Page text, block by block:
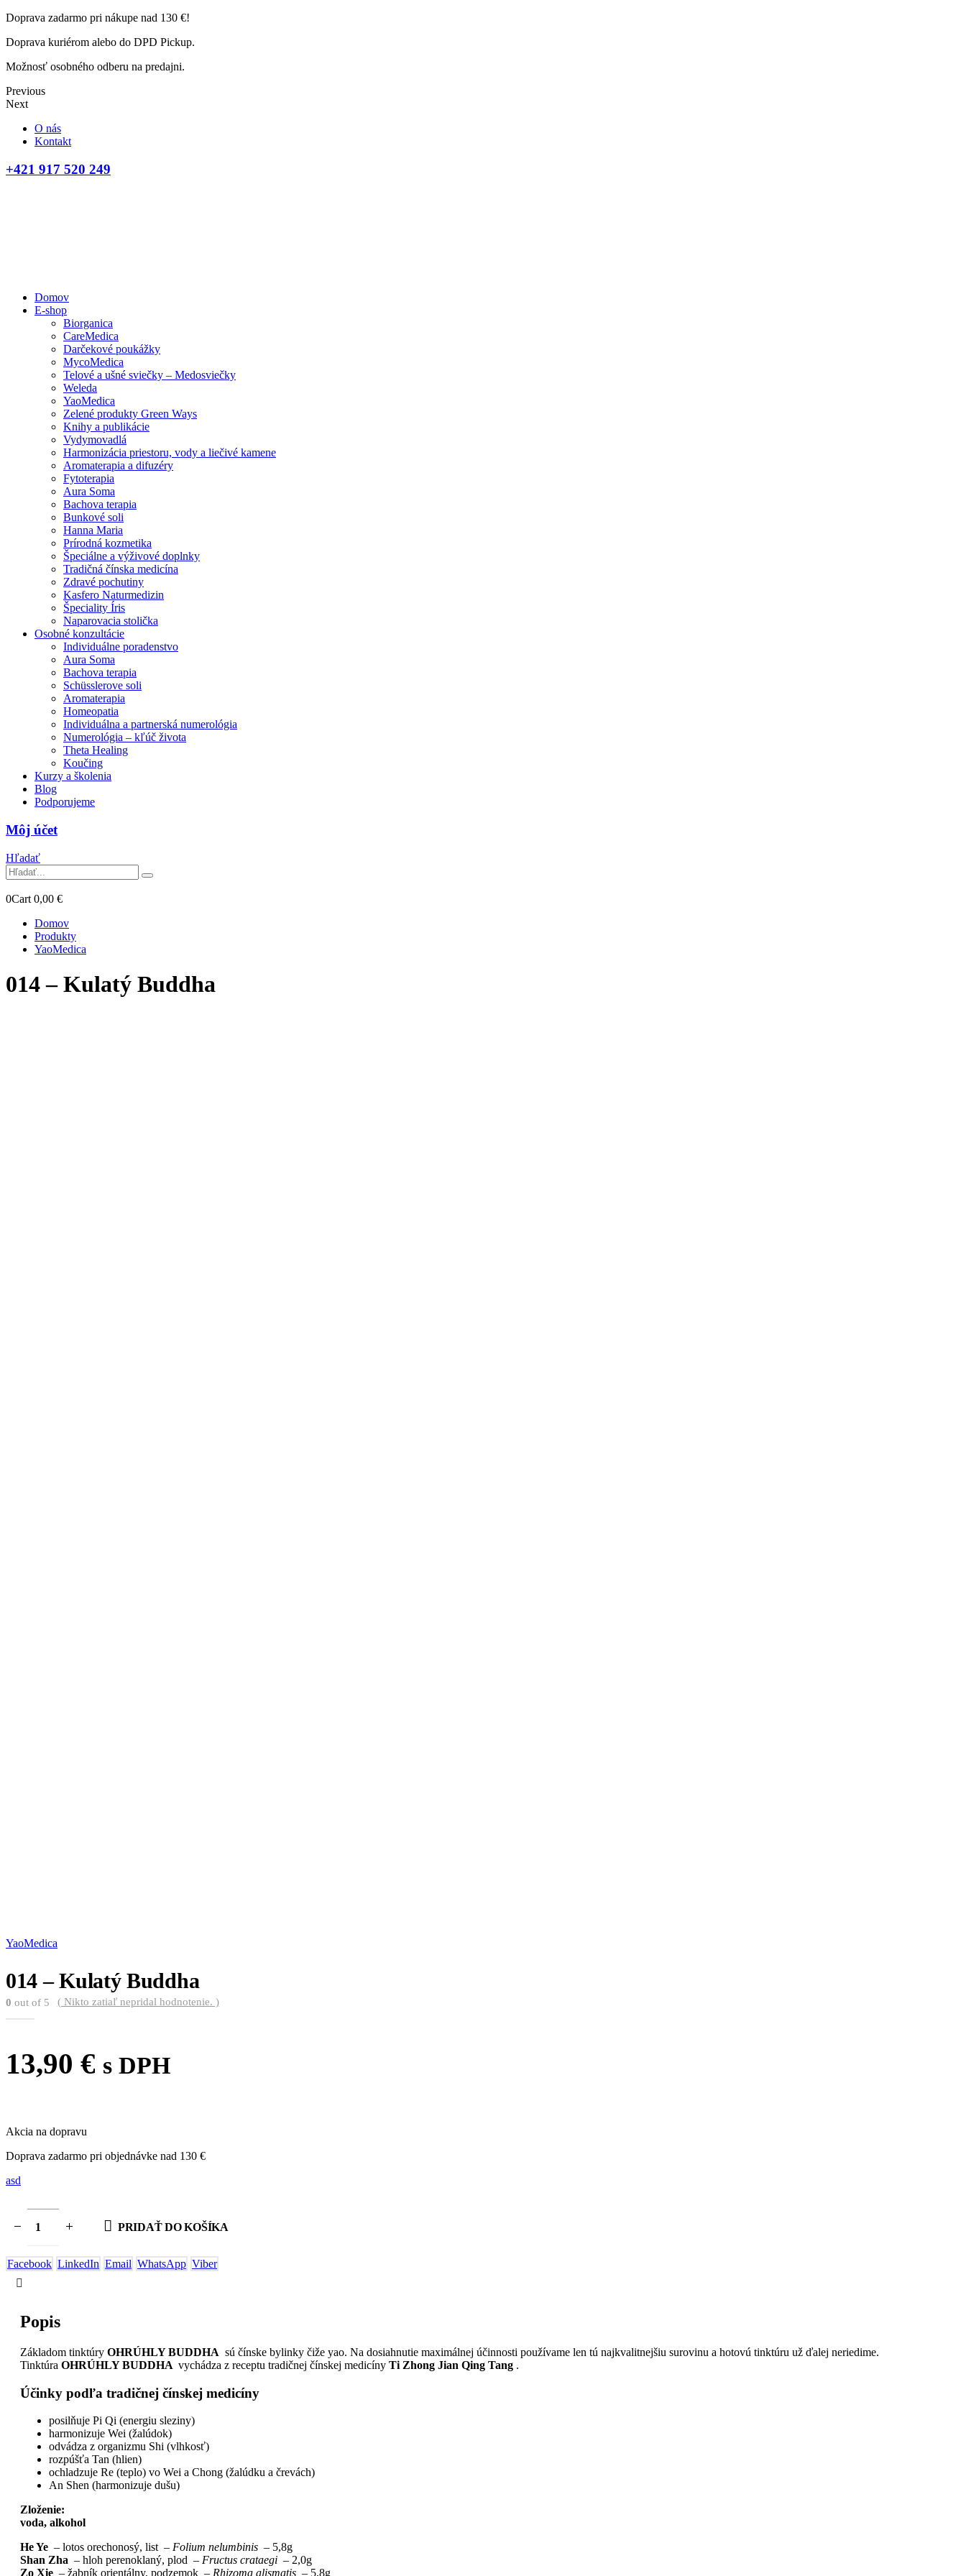
Doprava zadarmo pri nákupe nad 130 €!
Doprava kuriérom alebo do DPD Pickup.
Možnosť osobného odberu na predajni.
Previous
Next
O nás
Kontakt
+421 917 520 249
Domov
E-shop
Biorganica
CareMedica
Darčekové poukážky
MycoMedica
Telové a ušné sviečky – Medosviečky
Weleda
YaoMedica
Zelené produkty Green Ways
Knihy a publikácie
Vydymovadlá
Harmonizácia priestoru, vody a liečivé kamene
Aromaterapia a difuzéry
Fytoterapia
Aura Soma
Bachova terapia
Bunkové soli
Hanna Maria
Prírodná kozmetika
Špeciálne a výživové doplnky
Tradičná čínska medicína
Zdravé pochutiny
Kasfero Naturmedizin
Špeciality Íris
Naparovacia stolička
Osobné konzultácie
Individuálne poradenstvo
Aura Soma
Bachova terapia
Schüsslerove soli
Aromaterapia
Homeopatia
Individuálna a partnerská numerológia
Numerológia – kľúč života
Theta Healing
Koučing
Kurzy a školenia
Blog
Podporujeme
Môj účet
Hľadať
0Cart 0,00 €
Domov
Produkty
YaoMedica
014 – Kulatý Buddha
YaoMedica
014 – Kulatý Buddha
0 out of 5 ( Nikto zatiaľ nepridal hodnotenie. )
13,90 € s DPH
Akcia na dopravu
Doprava zadarmo pri objednávke nad 130 €
asd
PRIDAŤ DO KOŠÍKA
Facebook LinkedIn Email WhatsApp Viber
Popis
Základom tinktúry OHRÚHLY BUDDHA sú čínske bylinky čiže yao. Na dosiahnutie maximálnej účinnosti používame len tú najkvalitnejšiu surovinu a hotovú tinktúru už ďalej neriedime.
Tinktúra OHRÚHLY BUDDHA vychádza z receptu tradičnej čínskej medicíny Ti Zhong Jian Qing Tang .
Účinky podľa tradičnej čínskej medicíny
posilňuje Pi Qi (energiu sleziny)
harmonizuje Wei (žalúdok)
odvádza z organizmu Shi (vlhkosť)
rozpúšťa Tan (hlien)
ochladzuje Re (teplo) vo Wei a Chong (žalúdku a črevách)
An Shen (harmonizuje dušu)
Zloženie:
voda, alkohol
He Ye – lotos orechonosý, list – Folium nelumbinis – 5,8g
Shan Zha – hloh perenoklaný, plod – Fructus crataegi – 2,0g
Zo Xie – žabník orientálny, podzemok – Rhizoma alismatis – 5,8g